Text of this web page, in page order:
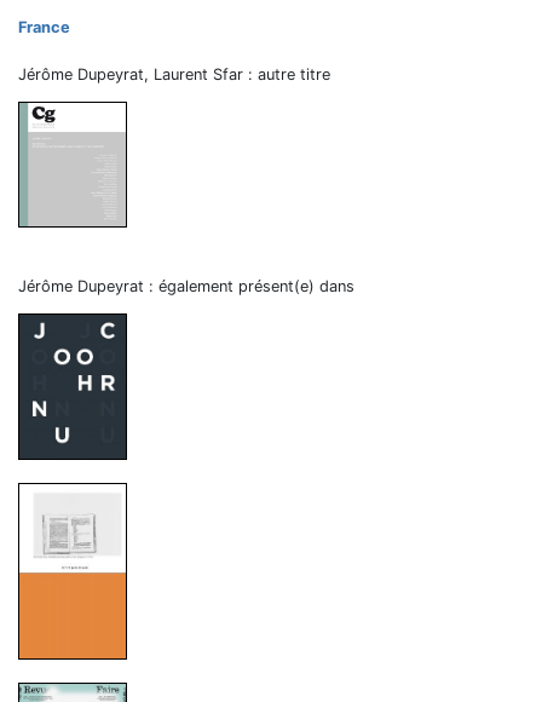
France
Jérôme Dupeyrat, Laurent Sfar : autre titre
Jérôme Dupeyrat : également présent(e) dans